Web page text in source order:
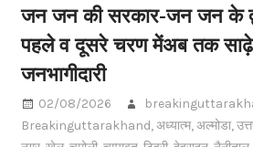
जन जन की सरकार-जन जन के
पहले व दूसरे चरण मेंअब तक साढ़े
जनभागीदारी
02/08/2026
Breakinguttarakhand,अध्यात्म,अल्मोडा,